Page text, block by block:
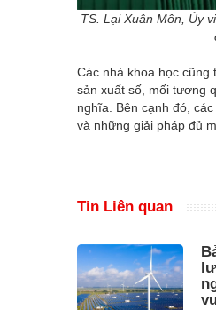
TS. Lại Xuân Môn, Ủy
Các nhà khoa học
sản xuất số, mối tương
nghĩa. Bên cạnh đó,
và những giải pháp đủ
Tin Liên quan